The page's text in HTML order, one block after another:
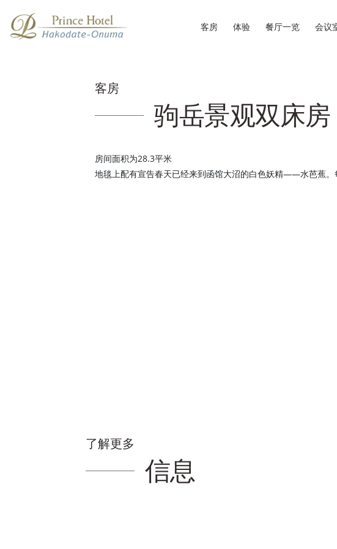
客房 体验 餐厅一览 会议
客房
驹岳景观双床房
房间面积为28.3平米
地毯上配有宣告春天已经来到函馆大沼的白色妖精——水芭蕉。
了解更多
信息